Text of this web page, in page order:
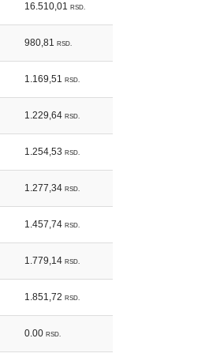
16.510,01 RSD.
980,81 RSD.
1.169,51 RSD.
1.229,64 RSD.
1.254,53 RSD.
1.277,34 RSD.
1.457,74 RSD.
1.779,14 RSD.
1.851,72 RSD.
0.00 RSD.